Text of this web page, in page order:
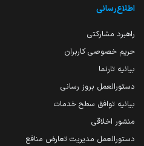
اطلاع‌رسانی
راهبرد مشارکتی
حریم خصوصی کاربران
بیانیه تارنما
دستورالعمل بروز رسانی
بیانیه توافق سطح خدمات
منشور اخلاقی
دستورالعمل مدیریت تعارض منافع